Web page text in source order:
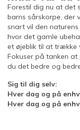
Forestil dig nu at det
barns sårskorpe, der
snart vil den naturens
hvor det gamle
et øjeblik til at trække
Fokuser på tanken
du det bedre og
Sig til dig selv:
Hver dag og på
Hver dag og på